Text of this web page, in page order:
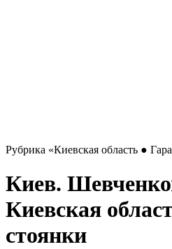
Рубрика «Киевская область ●
Киев.
Киевская
стоянки